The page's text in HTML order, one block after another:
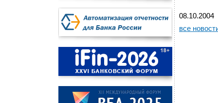
08.10.2004
все